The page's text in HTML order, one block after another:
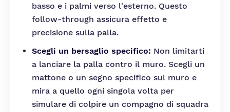
basso e i palmi verso l'esterno. Questo
follow-through assicura effetto e
precisione sulla palla.
Scegli un bersaglio specifico: Non limitarti
a lanciare la palla contro il muro. Scegli un
mattone o un segno specifico sul muro e
mira a quello ogni singola volta per
simulare di colpire un compagno di squadra